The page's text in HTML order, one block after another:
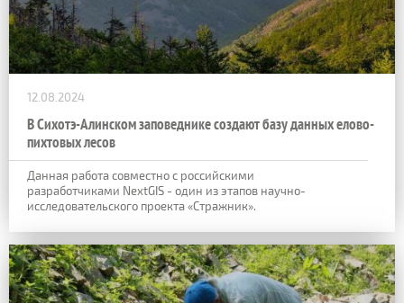
12.08.2024
В Сихотэ-Алинском заповеднике создают базу данных елово-
пихтовых лесов
Данная работа совместно с российскими
разработчиками NextGIS - один из этапов научно-
исследовательского проекта «Стражник».